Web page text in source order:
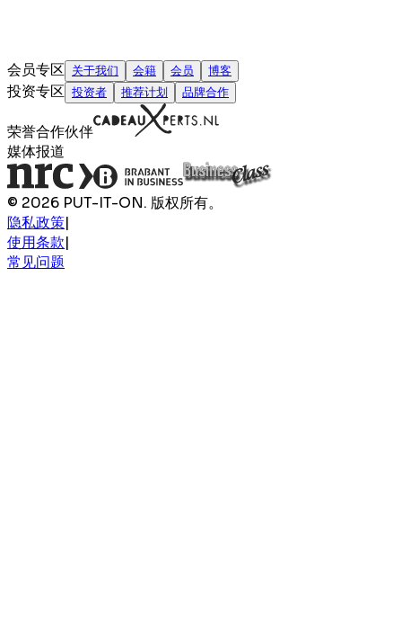
会员专区 关于我们 会籍 会员 博客
投资专区 投资者 推荐计划 品牌合作
荣誉合作伙伴
媒体报道
© 2026 PUT-IT-ON. 版权所有。
隐私政策|
使用条款|
常见问题